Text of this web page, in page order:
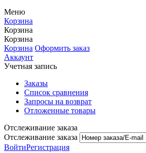
Меню
Корзина
Корзина
Корзина
Корзина Оформить заказ
Аккаунт
Учетная запись
Заказы
Список сравнения
Запросы на возврат
Отложенные товары
Отслеживание заказа
Отслеживание заказа
ВойтиРегистрация